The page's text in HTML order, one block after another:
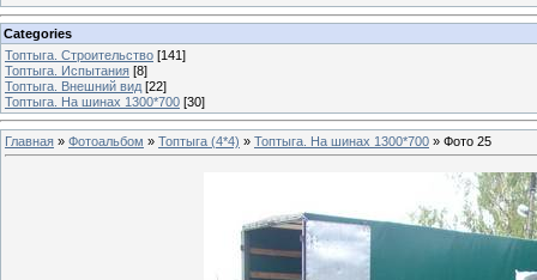
Categories
Топтыга. Строительство [141]
Топтыга. Испытания [8]
Топтыга. Внешний вид [22]
Топтыга. На шинах 1300*700 [30]
Главная » Фотоальбом » Топтыга (4*4) » Топтыга. На шинах 1300*700 » Фото 25